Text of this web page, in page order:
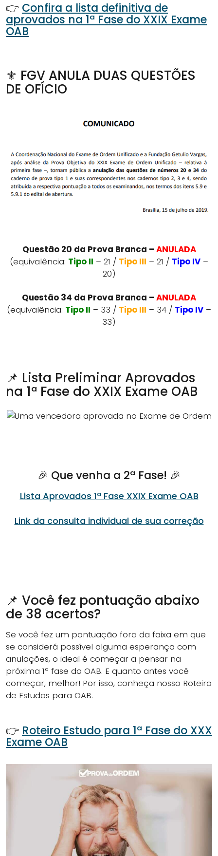
👉 Confira a lista definitiva de
aprovados na 1ª Fase do XXIX Exame
OAB
⚜️ FGV ANULA DUAS QUESTÕES
DE OFÍCIO
Questão 20 da Prova Branca – ANULADA
(equivalência: Tipo II – 21 / Tipo III – 21 / Tipo IV –
20)
Questão 34 da Prova Branca – ANULADA
(equivalência: Tipo II – 33 / Tipo III – 34 / Tipo IV –
33)
📌 Lista Preliminar Aprovados
na 1ª Fase do XXIX Exame OAB
🎉 Que venha a 2ª Fase! 🎉
Lista Aprovados 1ª Fase XXIX Exame OAB
Link da consulta individual de sua correção
📌 Você fez pontuação abaixo
de 38 acertos?
Se você fez um pontuação fora da faixa em que
se considerá possível alguma esperança com
anulações, o ideal é começar a pensar na
próxima 1ª fase da OAB. E quanto antes você
começar, melhor! Por isso, conheça nosso Roteiro
de Estudos para OAB.
👉 Roteiro Estudo para 1ª Fase do XXX
Exame OAB